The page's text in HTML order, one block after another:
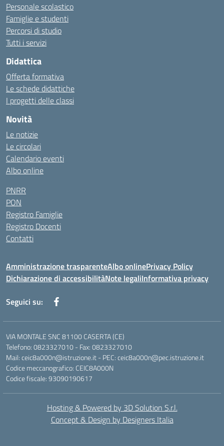
Personale scolastico
Famiglie e studenti
Percorsi di studio
Tutti i servizi
Didattica
Offerta formativa
Le schede didattiche
I progetti delle classi
Novità
Le notizie
Le circolari
Calendario eventi
Albo online
PNRR
PON
Registro Famiglie
Registro Docenti
Contatti
Amministrazione trasparenteAlbo onlinePrivacy Policy
Dichiarazione di accessibilitàNote legaliInformativa privacy
Seguici su:
VIA MONTALE SNC 81100 CASERTA (CE)
Telefono: 0823327010 - Fax: 0823327010
Mail: ceic8a000n@istruzione.it - PEC: ceic8a000n@pec.istruzione.it
Codice meccanografico: CEIC8A000N
Codice fiscale: 93090190617
Hosting & Powered by 3D Solution S.r.l.
Concept & Design by Designers Italia